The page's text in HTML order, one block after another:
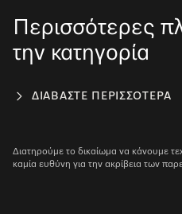
Περισσότερες
την κατηγορία
ΔΙΑΒΆΣΤΕ ΠΕΡΙΣΣΌΤΕΡΑ
Διατηρούμε το δικαίωμα να κάνουμε
καμία ευθύνη για την ακρίβεια των